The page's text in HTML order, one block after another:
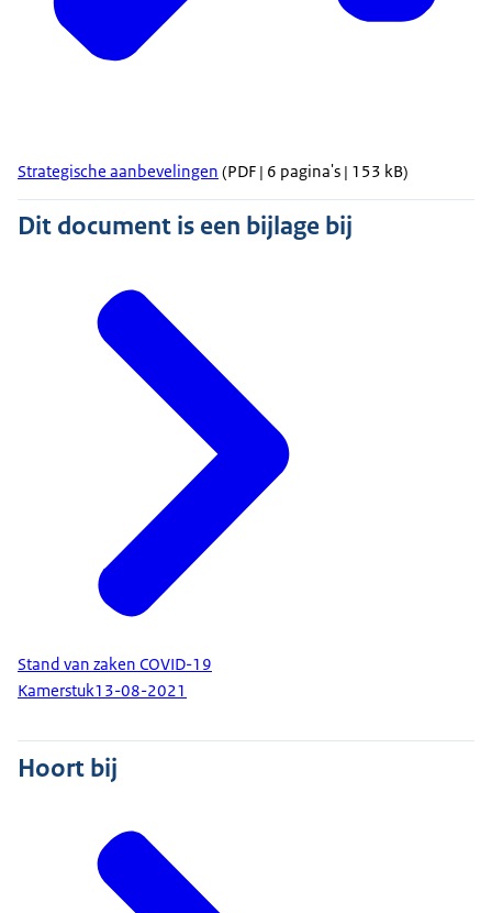
Strategische aanbevelingen (PDF | 6 pagina's | 153 kB)
Dit document is een bijlage bij
Stand van zaken COVID-19
Kamerstuk13-08-2021
Hoort bij